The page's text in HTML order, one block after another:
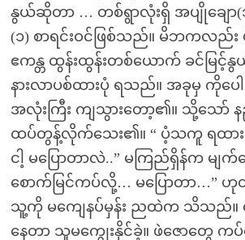
နွယ်ဆိုတာ … တစ်ရွာလုံးရှိ အပျိုချော(
(၁) စာရင်းဝင်ဖြစ်သည်။ မိဘကလ
ဧကန္တ ထွန်းထွန်းတစ်ယောက် ခင်မြင့်နွ
နားလာပစ်ထားပုံ ရသည်။ အခုမှ ကိုပ
အလုံးကြီး ကျသွားတော့၏။ သို့သော် နည်
ထပ်တွန့်လိုက်သေး၏။ “ ပံ့သကူ ရထာ
ငါ့ မပြောတာလဲ..” မကြည်ရှိန်က မျက်
စောက်မြင်ကပ်လို့… မပြောတာ…”
သူ့ကို မကျေနပ်မှန်း ညထဲက သိသည်။ လီ
နေတာ သူမကျွေးနိုင်ခဲ့။ ဖဲဇောတွေ က